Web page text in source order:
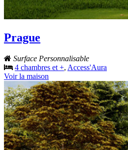
Prague
Surface Personnalisable
4 chambres et +, Access'Aura
Voir la maison